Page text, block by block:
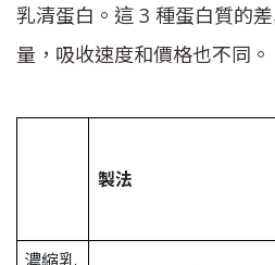
乳清蛋白。這 3 種蛋白質的
量，吸收速度和價格也不同。
製法